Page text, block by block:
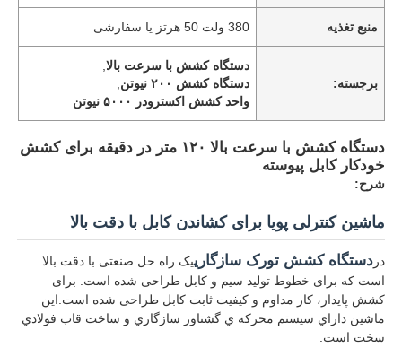
منبع تغذیه 380 ولت 50 هرتز یا سفارشی
برجسته:
دستگاه کشش با سرعت بالا
دستگاه کشش ۲۰۰ نیوتن
واحد کشش اکسترودر ۵۰۰۰ نیوتن
دستگاه کشش با سرعت بالا ۱۲۰ متر در دقیقه برای کشش
خودکار کابل پیوسته
شرح:
ماشین کنترلی پویا برای کشاندن کابل با دقت بالا
دردستگاه کشش تورک سازگارییک راه حل صنعتی با دقت بالا
است که برای خطوط تولید سیم و کابل طراحی شده است. برای
کشش پایدار، کار مداوم و کیفیت ثابت کابل طراحی شده است.اين
ماشين داراي سيستم محرکه ي گشتاور سازگاري و ساخت قاب فولادي
سخت است.